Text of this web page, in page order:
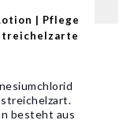
| Pflege
besteht aus